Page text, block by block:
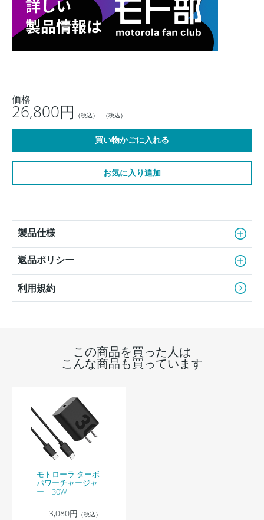
価格
26,800円 （税込） （税込）
お気に入り追加
製品仕様
返品ポリシー
利用規約
この商品を買った人は
こんな商品も買っています
モトローラ ターボ
パワーチャージャ
ー 30W
3,080円 （税込）